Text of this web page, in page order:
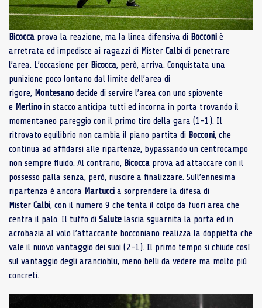
Bicocca prova la reazione, ma la linea difensiva di Bocconi è
arretrata ed impedisce ai ragazzi di Mister Calbi di penetrare
l’area. L’occasione per Bicocca, però, arriva. Conquistata una
punizione poco lontano dal limite dell’area di
rigore, Montesano decide di servire l’area con uno spiovente
e Merlino in stacco anticipa tutti ed incorna in porta trovando il
momentaneo pareggio con il primo tiro della gara (1-1). Il
ritrovato equilibrio non cambia il piano partita di Bocconi, che
continua ad affidarsi alle ripartenze, bypassando un centrocampo
non sempre fluido. Al contrario, Bicocca prova ad attaccare con il
possesso palla senza, però, riuscire a finalizzare. Sull’ennesima
ripartenza è ancora Martucci a sorprendere la difesa di
Mister Calbi, con il numero 9 che tenta il colpo da fuori area che
centra il palo. Il tuffo di Salute lascia sguarnita la porta ed in
acrobazia al volo l’attaccante bocconiano realizza la doppietta che
vale il nuovo vantaggio dei suoi (2-1). Il primo tempo si chiude così
sul vantaggio degli arancioblu, meno belli da vedere ma molto più
concreti.